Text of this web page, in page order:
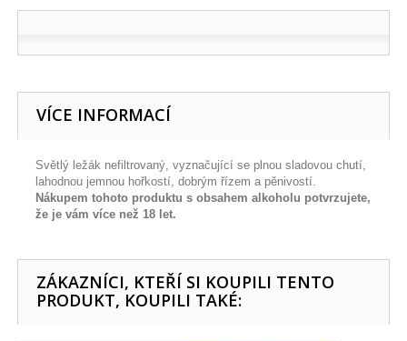
VÍCE INFORMACÍ
Světlý ležák nefiltrovaný, vyznačující se plnou sladovou chutí,
lahodnou jemnou hořkostí, dobrým řízem a pěnivostí.
Nákupem tohoto produktu s obsahem alkoholu potvrzujete,
že je vám více než 18 let.
ZÁKAZNÍCI, KTEŘÍ SI KOUPILI TENTO
PRODUKT, KOUPILI TAKÉ: